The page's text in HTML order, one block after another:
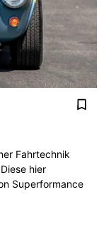
Fahrtechnik
hier
Superformance